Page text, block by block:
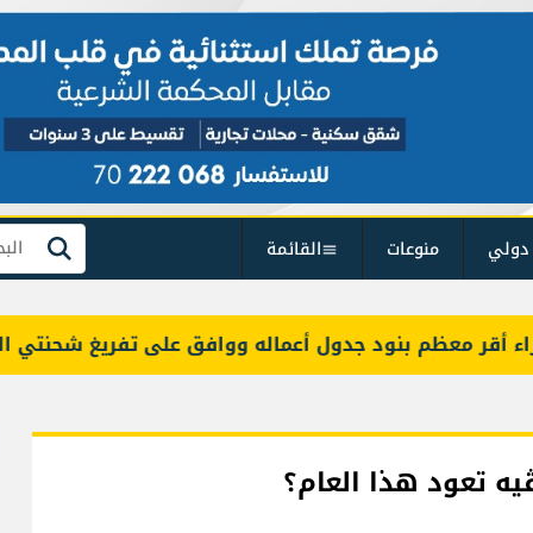
منوعات القائمة بحث
بنود جدول أعماله ووافق على تفريغ شحنتي البنزين
تعود هذا العام؟